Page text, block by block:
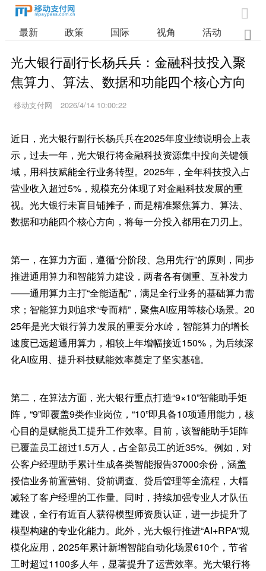

最新 政策 国际 视角 活动 业

光大银行副行长杨兵兵：金融科技投入聚
焦算力、算法、数据和功能四个核心方向
移动支付网 2026/4/14 10:00:22
近日，光大银行副行长杨兵兵在2025年度业绩说明会上表
示，过去一年，光大银行将金融科技资源集中投向关键领
域，用科技赋能全行业务转型。2025年，全年科技投入占
营业收入超过5%，规模充分体现了对金融科技发展的重
视。光大银行未盲目铺摊子，而是精准聚焦算力、算法、
数据和功能四个核心方向，将每一分投入都用在刀刃上。
第一，在算力方面，遵循“分阶段、急用先行”的原则，同步
推进通用算力和智能算力建设，两者各有侧重、互补发力
——通用算力主打“全能适配”，满足全行业务的基础算力需
求；智能算力则追求“专而精”，聚焦AI应用等核心场景。20
25年是光大银行算力发展的重要分水岭，智能算力的增长
速度已远超通用算力，相较上年增幅接近150%，为后续深
化AI应用、提升科技赋能效率奠定了坚实基础。
第二，在算法方面，光大银行重点打造“9×10”智能助手矩
阵，“9”即覆盖9类作业岗位，“10”即具备10项通用能力，核
心目的是赋能员工提升工作效率。目前，该智能助手矩阵
已覆盖员工超过1.5万人，占全部员工的近35%。例如，对
公客户经理助手累计生成各类智能报告37000余份，涵盖
授信业务前置营销、贷前调查、贷后管理等全流程，大幅
减轻了客户经理的工作量。同时，持续加强专业人才队伍
建设，全行有近百人获得模型师资质认证，进一步提升了
模型构建的专业化能力。此外，光大银行推进“AI+RPA”规
模化应用，2025年累计新增智能自动化场景610个，节省
工时超过1100多人年，显著提升了运营效率。光大银行将